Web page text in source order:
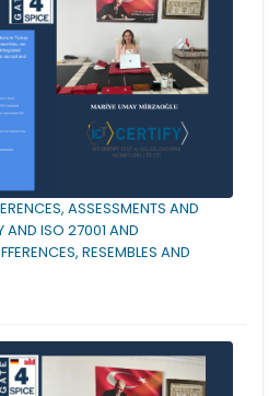
ASSESSMENTS AND
AND ISO 27001 AND
RESEMBLES AND